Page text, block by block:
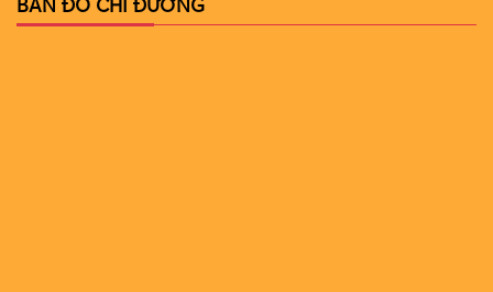
BẢN ĐỒ CHỈ ĐƯỜNG